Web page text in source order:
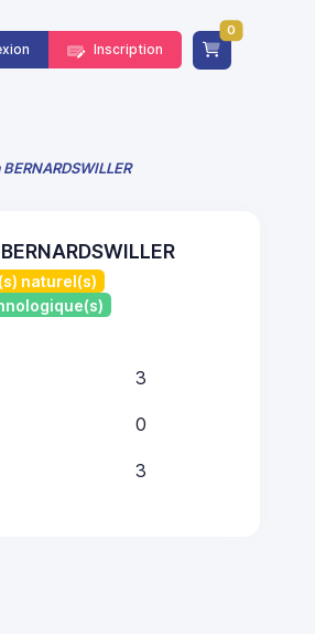
Inscription
0
naturel(s)
3
0
3